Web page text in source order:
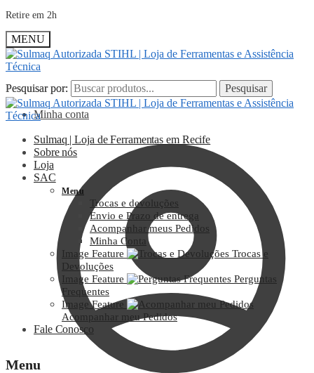
Retire em 2h
MENU
Pesquisar por: Pesquisar
Minha conta
Pesquisar por: Pesquisar
Sulmaq | Loja de Ferramentas em Recife
Sobre nós
Loja
SAC
Menu
Trocas e devoluções
Envio e Prazo de entrega
Acompanhar meus Pedidos
Minha Conta
Image Feature
Trocas e
Devoluções
Image Feature
Perguntas
Frequentes
Image Feature
Acompanhar meu Pedidos
Fale Conosco
Menu